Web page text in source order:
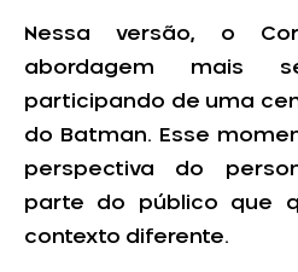
Nessa versão, o
abordagem mais
participando de uma
do Batman. Esse
perspectiva do
parte do público que
contexto diferente.